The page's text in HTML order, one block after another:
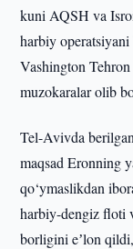
kuni AQSH va
harbiy operatsiyani
Vashington
muzokaralar olib
Tel-Avivda
maqsad Eronning
qo‘ymaslikdan
harbiy-dengiz floti
borligini eʼlon